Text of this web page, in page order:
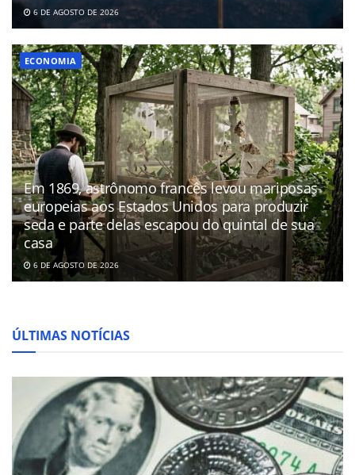
6 DE AGOSTO DE 2026
ECONOMIA
Em 1869, astrônomo francês levou mariposas
europeias aos Estados Unidos para produzir
seda e parte delas escapou do quintal de sua
casa
6 DE AGOSTO DE 2026
ÚLTIMAS NOTÍCIAS